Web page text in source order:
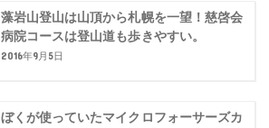
藻岩山登山は山頂から札幌を一望！慈啓会
病院コースは登山道も歩きやすい。
2016年9月5日
ぼくが使っていたマイクロフォーサーズカ